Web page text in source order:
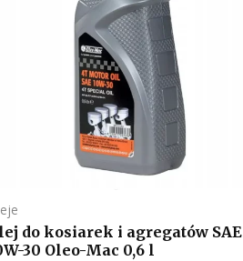
do kosiarek i agregatów SAE
30 Oleo-Mac 0,6 l